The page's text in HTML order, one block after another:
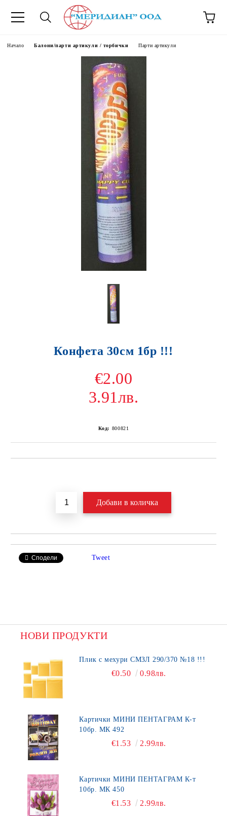
Начало Балони/парти артикули / торбички Парти артикули
Конфета 30см 1бр !!!
€2.00
3.91лв.
Код: 800821
Сподели Tweet
НОВИ ПРОДУКТИ
Плик с мехури СМЗЛ 290/370 №18 !!!
€0.50 0.98лв.
Картички МИНИ ПЕНТАГРАМ К-т
10бр. МК 492
€1.53 2.99лв.
Картички МИНИ ПЕНТАГРАМ К-т
10бр. МК 450
€1.53 2.99лв.